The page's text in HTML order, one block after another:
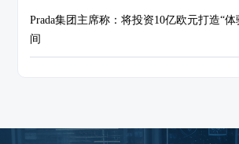
Prada集团主席称：将投资10亿欧元打造“
间